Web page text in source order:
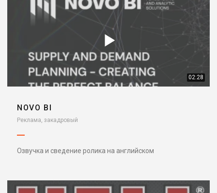
02:28
NOVO BI
Реклама, закадровый
Озвучка и сведение ролика на английском